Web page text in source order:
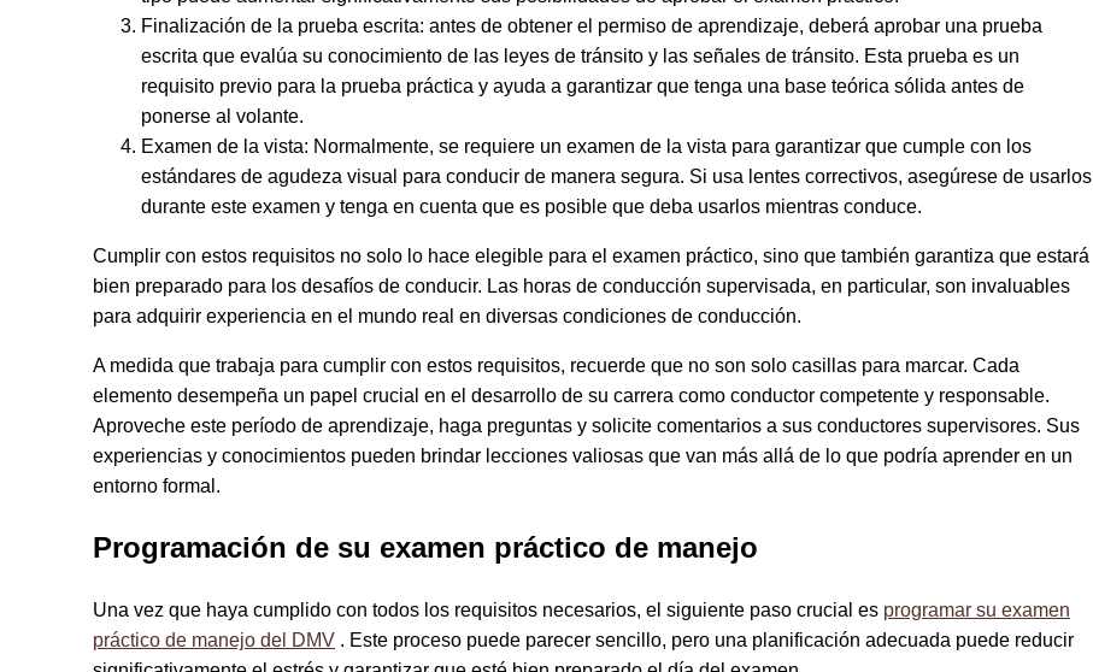
Finalización de la prueba escrita: antes de obtener el permiso de aprendizaje, deberá aprobar una prueba
escrita que evalúa su conocimiento de las leyes de tránsito y las señales de tránsito. Esta prueba es un
requisito previo para la prueba práctica y ayuda a garantizar que tenga una base teórica sólida antes de
ponerse al volante.
Examen de la vista: Normalmente, se requiere un examen de la vista para garantizar que cumple con los
estándares de agudeza visual para conducir de manera segura. Si usa lentes correctivos, asegúrese de usarlos
durante este examen y tenga en cuenta que es posible que deba usarlos mientras conduce.
Cumplir con estos requisitos no solo lo hace elegible para el examen práctico, sino que también garantiza que estará
bien preparado para los desafíos de conducir. Las horas de conducción supervisada, en particular, son invaluables
para adquirir experiencia en el mundo real en diversas condiciones de conducción.
A medida que trabaja para cumplir con estos requisitos, recuerde que no son solo casillas para marcar. Cada
elemento desempeña un papel crucial en el desarrollo de su carrera como conductor competente y responsable.
Aproveche este período de aprendizaje, haga preguntas y solicite comentarios a sus conductores supervisores. Sus
experiencias y conocimientos pueden brindar lecciones valiosas que van más allá de lo que podría aprender en un
entorno formal.
Programación de su examen práctico de manejo
Una vez que haya cumplido con todos los requisitos necesarios, el siguiente paso crucial es programar su examen
práctico de manejo del DMV . Este proceso puede parecer sencillo, pero una planificación adecuada puede reducir